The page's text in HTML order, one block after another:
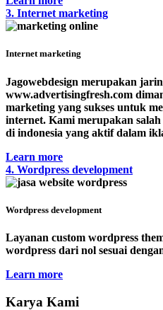
3. Internet marketing
Internet marketing
Jagowebdesign merupakan
www.advertisingfresh.com
marketing yang sukses untuk
internet. Kami merupakan
di indonesia yang aktif dalam
Learn more
4. Wordpress development
Wordpress development
Layanan custom wordpress
wordpress dari nol sesuai
Learn more
Karya Kami